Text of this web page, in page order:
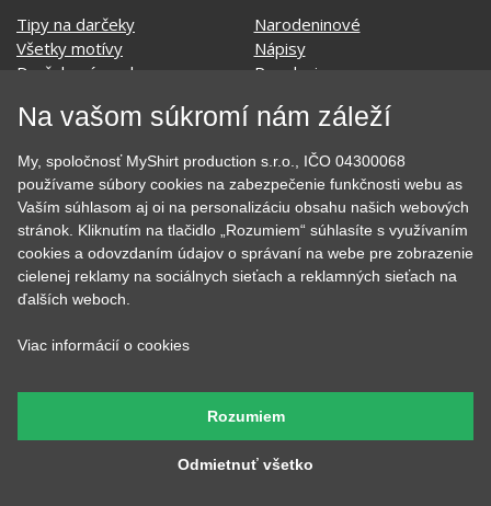
Auto - Moto
Hrnčeky
EKG - moje srdce bije
Evolúcia
Film a Seriál
Geek
Hobby
Hudobné
Jedlo, pitie a relax
Kvetiny
Láska
Pre kamarátky a kamarátov
Rodinné
Športy
Školské
Tehotenské tričká
Vianoce a Veľká noc
Vojenské
Významné dni
Zvierata
MyShirt
SOCIÁLNE SIETE
Na vašom súkromí nám záleží
My, spoločnosť MyShirt production s.r.o., IČO 04300068
používame súbory cookies na zabezpečenie funkčnosti webu as
Vaším súhlasom aj oi na personalizáciu obsahu našich webových
stránok. Kliknutím na tlačidlo „Rozumiem“ súhlasíte s využívaním
cookies a odovzdaním údajov o správaní na webe pre zobrazenie
cielenej reklamy na sociálnych sieťach a reklamných sieťach na
ďalších weboch.
Viac informácií o cookies
Odmietnuť všetko
Rozumiem